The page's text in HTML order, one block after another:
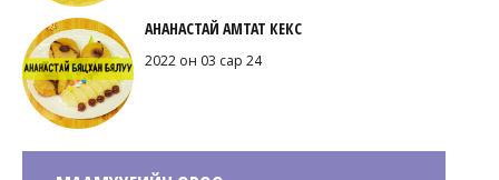
АНАНАСТАЙ АМТАТ КЕКС
2022 он 03 сар 24